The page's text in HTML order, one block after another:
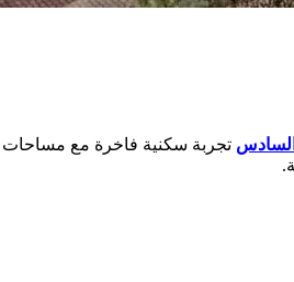
السادس تجربة سكنية فاخرة مع